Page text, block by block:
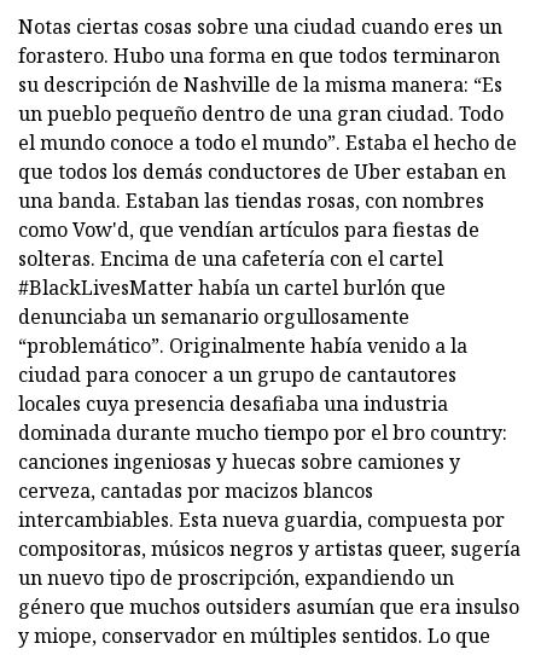
Notas ciertas cosas sobre una ciudad cuando eres un
forastero. Hubo una forma en que todos terminaron
su descripción de Nashville de la misma manera: “Es
un pueblo pequeño dentro de una gran ciudad. Todo
el mundo conoce a todo el mundo”. Estaba el hecho de
que todos los demás conductores de Uber estaban en
una banda. Estaban las tiendas rosas, con nombres
como Vow'd, que vendían artículos para fiestas de
solteras. Encima de una cafetería con el cartel
#BlackLivesMatter había un cartel burlón que
denunciaba un semanario orgullosamente
“problemático”. Originalmente había venido a la
ciudad para conocer a un grupo de cantautores
locales cuya presencia desafiaba una industria
dominada durante mucho tiempo por el bro country:
canciones ingeniosas y huecas sobre camiones y
cerveza, cantadas por macizos blancos
intercambiables. Esta nueva guardia, compuesta por
compositoras, músicos negros y artistas queer, sugería
un nuevo tipo de proscripción, expandiendo un
género que muchos outsiders asumían que era insulso
y miope, conservador en múltiples sentidos. Lo que